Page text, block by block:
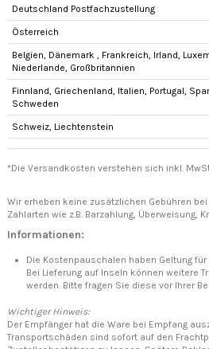
Deutschland Postfachzustellung
Österreich
Belgien, Dänemark , Frankreich, Irland,
Niederlande, Großbritannien
Finnland, Griechenland, Italien, Portugal,
Schweden
Schweiz, Liechtenstein
*Die Versandkosten verstehen sich inkl.
Wir erheben keine zusätzlichen Gebühren
Zahlarten wie z.B. Barzahlung, Überweisung,
Informationen:
Die Kostenpauschalen haben Geltung
Bei Lieferung auf Inseln können weitere
werden. Bitte fragen Sie diese vor Ihrer
Wichtiger Hinweis:
Der Empfänger hat die Ware bei Empfang
Transportschäden sind sofort auf den